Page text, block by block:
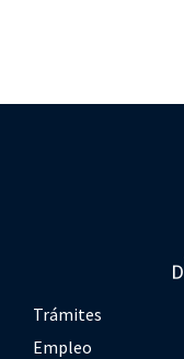
Trámites
Empleo